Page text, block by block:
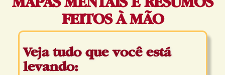
FEITOS À MÃO
Veja tudo que você está
levando: